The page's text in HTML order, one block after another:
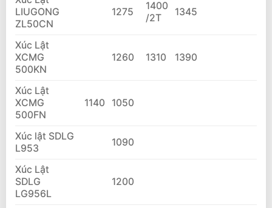
LIUGONG
ZL50CN
1275
1400
/2T
1345
Xúc Lật
XCMG
500KN
1260 1310 1390
Xúc Lật
XCMG
500FN
1140 1050
Xúc lật SDLG
L953
1090
Xúc Lật
SDLG
LG956L
1200